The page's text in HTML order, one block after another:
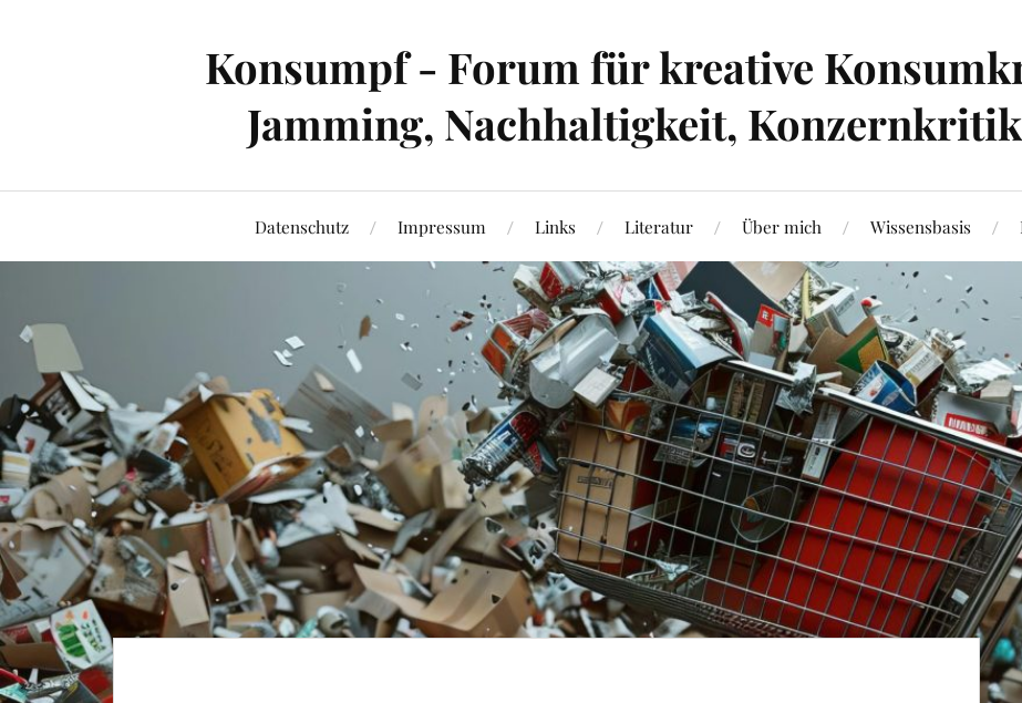
Konsumpf - Forum für kreative
Jamming, Nachhaltigkeit,
Datenschutz Impressum Links Literatur Über mich Wissensbasis